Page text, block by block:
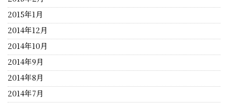
2015年1月
2014年12月
2014年10月
2014年9月
2014年8月
2014年7月